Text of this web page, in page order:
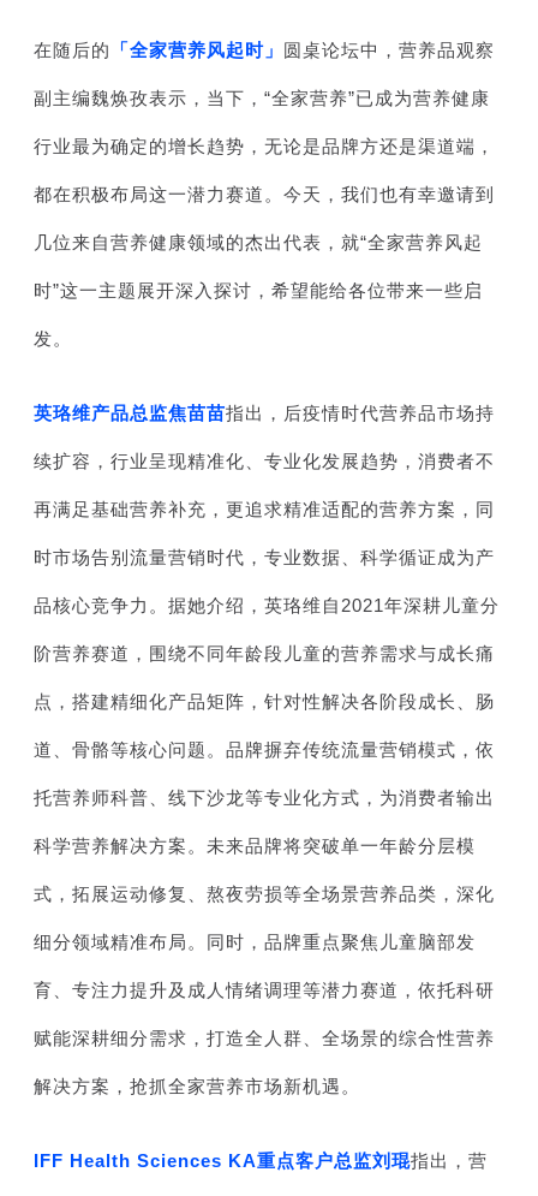
在随后的 「全家营养风起时」 圆桌论坛中， 营养品观察
副主编魏焕孜表示，当下，“全家营养”已成为营养健康
行业最为确定的增长趋势，无论是品牌方还是渠道端，
都在积极布局这一潜力赛道。今天，我们也有幸邀请到
几位来自营养健康领域的杰出代表，就“全家营养风起
时”这一主题展开深入探讨，希望能给各位带来一些启
发。
英珞维产品总监焦苗苗指出，后疫情时代营养品市场持
续扩容，行业呈现精准化、专业化发展趋势，消费者不
再满足基础营养补充，更追求精准适配的营养方案，同
时市场告别流量营销时代，专业数据、科学循证成为产
品核心竞争力。据她介绍，英珞维自2021年深耕儿童分
阶营养赛道，围绕不同年龄段儿童的营养需求与成长痛
点，搭建精细化产品矩阵，针对性解决各阶段成长、肠
道、骨骼等核心问题。品牌摒弃传统流量营销模式，依
托营养师科普、线下沙龙等专业化方式，为消费者输出
科学营养解决方案。未来品牌将突破单一年龄分层模
式，拓展运动修复、熬夜劳损等全场景营养品类，深化
细分领域精准布局。同时，品牌重点聚焦儿童脑部发
育、专注力提升及成人情绪调理等潜力赛道，依托科研
赋能深耕细分需求，打造全人群、全场景的综合性营养
解决方案，抢抓全家营养市场新机遇。
IFF Health Sciences KA重点客户总监刘琨指出，营